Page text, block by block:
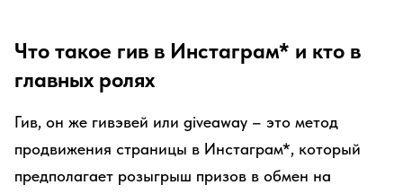
Что такое гив в Инстаграм* и кто в
главных ролях
Гив, он же гивэвей или giveaway – это метод
продвижения страницы в Инстаграм*, который
предполагает розыгрыш призов в обмен на